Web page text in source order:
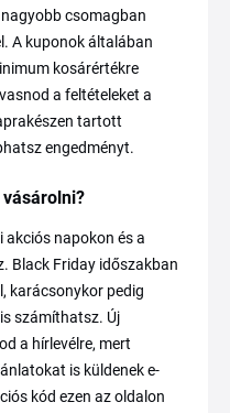
csomagban
A kuponok általában
kosárértékre
a feltételeket a
tartott
engedményt.
akciós napokon és a
Black Friday időszakban
karácsonykor pedig
számíthatsz. Új
a hírlevélre, mert
is küldenek e-
kód ezen az oldalon